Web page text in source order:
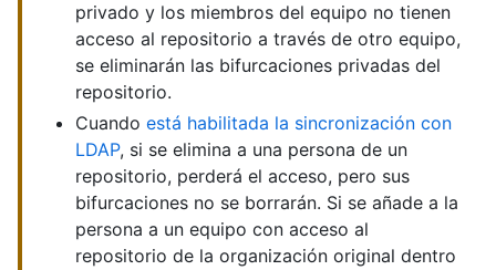
privado y los miembros del equipo no tienen
acceso al repositorio a través de otro equipo,
se eliminarán las bifurcaciones privadas del
repositorio.
Cuando está habilitada la sincronización con
LDAP, si se elimina a una persona de un
repositorio, perderá el acceso, pero sus
bifurcaciones no se borrarán. Si se añade a la
persona a un equipo con acceso al
repositorio de la organización original dentro